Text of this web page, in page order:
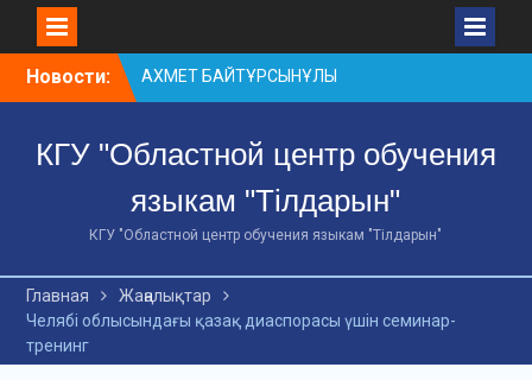
Новости:
АХМЕТ БАЙТҰРСЫНҰЛЫ
АТЫНДАҒЫ «ҮЗДІК
ОБЛЫСТЫҚ БАЙҚАУЫ
«Мемлекеттік тіл –
Тәуелсіздік символы»
облыстық байқауы
дағдылар және
инновациялық
стратегиялар
КГУ "Областной центр обучения
языкам "Тілдарын"
КГУ "Областной центр обучения языкам "Тілдарын"
Главная
Жаңалықтар
Челябі облысындағы қазақ диаспорасы үшін семинар-
тренинг